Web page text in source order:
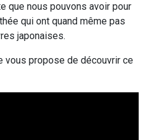
que nous pouvons avoir pour
qui ont quand même pas
japonaises.
vous propose de découvrir ce